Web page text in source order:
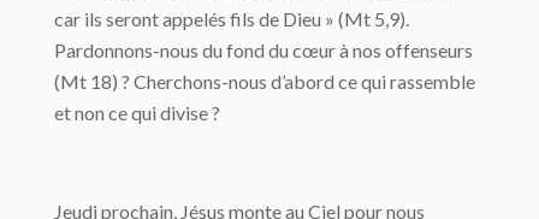
car ils seront appelés fils de Dieu » (Mt 5,9).
Pardonnons-nous du fond du cœur à nos offenseurs
(Mt 18) ? Cherchons-nous d’abord ce qui rassemble
et non ce qui divise ?
Jeudi prochain, Jésus monte au Ciel pour nous